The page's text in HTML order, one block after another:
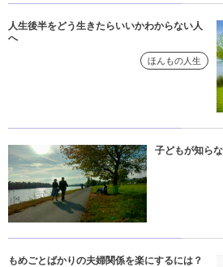
人生後半をどう生きたらいいかわからない人
へ
ほんもの人生
子どもが知ら
もめごとばかりの夫婦関係を楽にするには？